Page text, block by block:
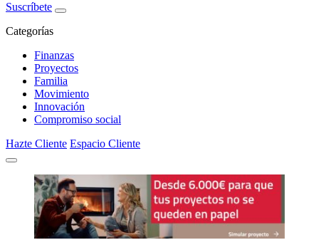
Suscríbete
Categorías
Finanzas
Proyectos
Familia
Movimiento
Innovación
Compromiso social
Hazte Cliente Espacio Cliente